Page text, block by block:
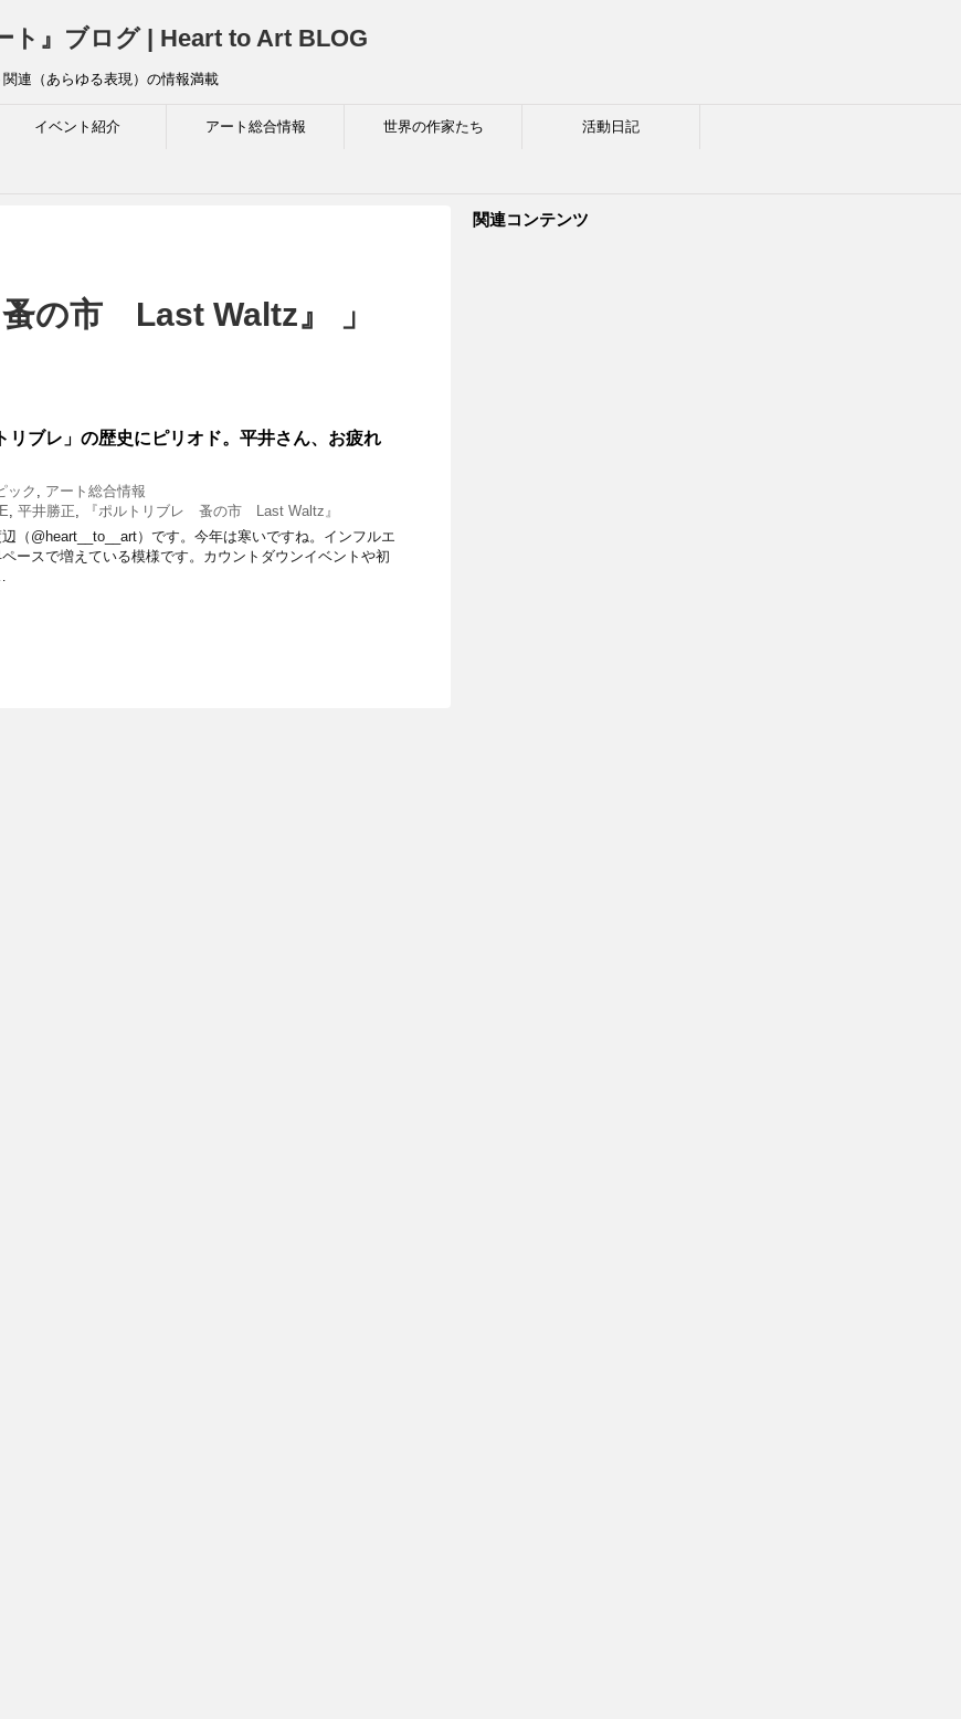
ト』ブログ | Heart to Art BLOG
連（あらゆる表現）の情報満載
イベント紹介 アート総合情報 世界の作家たち 活動日記
の市 Last Waltz』 」
リブレ」の歴史にピリオド。平井さん、お疲れ
ック, アート総合情報
, 平井勝正,
『ポルトリブレ 蚤の市 Last Waltz』
辺（@heart__to__art）です。今年は寒いですね。インフルエ
ースで増えている模様です。カウントダウンイベントや初
関連コンテンツ